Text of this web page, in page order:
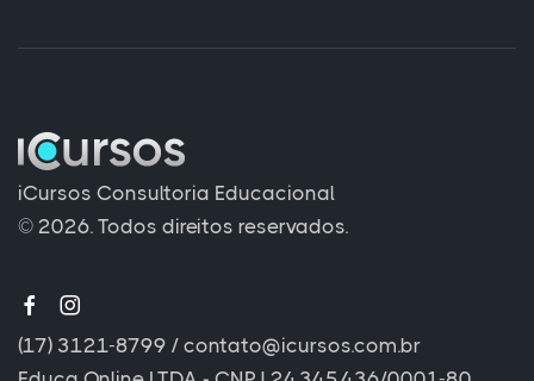
iCursos Consultoria Educacional
© 2026. Todos direitos reservados.
(17) 3121-8799 / contato@icursos.com.br